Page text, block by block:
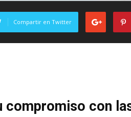
Compartir en Twitter
compromiso con